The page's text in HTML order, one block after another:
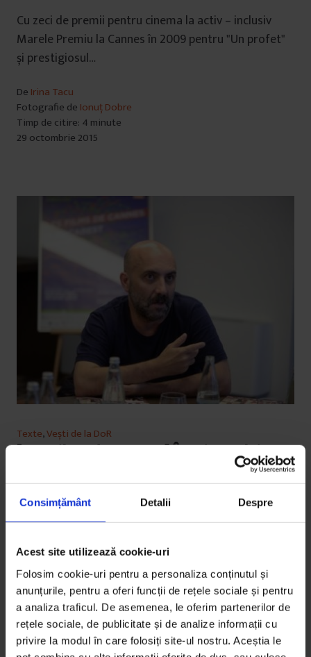
Consimțământ Detalii Despre
Acest site utilizează cookie-uri
Folosim cookie-uri pentru a personaliza conținutul și
anunțurile, pentru a oferi funcții de rețele sociale și pentru
a analiza traficul. De asemenea, le oferim partenerilor de
rețele sociale, de publicitate și de analize informații cu
privire la modul în care folosiți site-ul nostru. Aceștia le
Cu zeci de premii pentru cinema la activ – inclusiv
Marele Premiu la Cannes în 2009 pentru "Un profet"
și prestigiosul…
De Irina Tacu
Fotografie de Ionuț Dobre
Timp de citire: 4 minute
29 octombrie 2015
Texte,Vești de la DoR
[Les Films de Cannes] În mintea lui
Gaspar Noé. Despre dragoste și alte
controverse
Proiectat în premieră în România la Les Films de
melancolia și suferința…
DeIrina Tacu
Timp de citire: 11 minute
28 octombrie 2015